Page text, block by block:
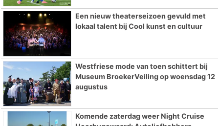
Een nieuw theaterseizoen gevuld met
lokaal talent bij Cool kunst en cultuur
Westfriese mode van toen schittert bij
Museum BroekerVeiling op woensdag 12
augustus
Komende zaterdag weer Night Cruise